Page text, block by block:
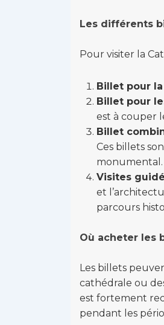
Les différents
Pour visiter la
Billet pour
Billet pour
est à couper
Billet
Ces billets
monumental.
Visites
et
parcours
Où acheter les
Les billets
cathédrale ou
est fortement
pendant les